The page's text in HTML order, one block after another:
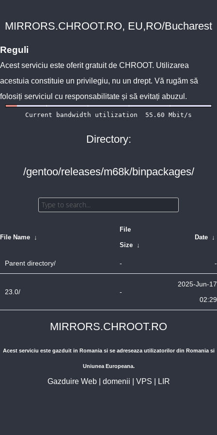
MIRRORS.CHROOT.RO, EU,RO/Bucharest
Reguli
Acest serviciu este oferit gratuit de CHROOT. Utilizarea
acestuia constituie un privilegiu, nu un drept. Vă rugăm să
folosiți serviciul cu responsabilitate și să evitați abuzul.
Directory:
/gentoo/releases/m68k/binpackages/
File Name ↓
File
Size ↓
Date ↓
Parent directory/ - -
23.0/ -
2025-Jun-17
02:29
MIRRORS.CHROOT.RO
Acest serviciu este gazduit in Romania si se adreseaza utilizatorilor din Romania si
Uniunea Europeana.
Gazduire Web| domenii VPS LIR